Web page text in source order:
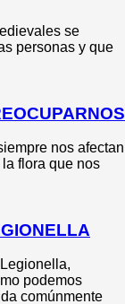
se
personas y que
nos afectan
flora que nos
podemos
comúnmente